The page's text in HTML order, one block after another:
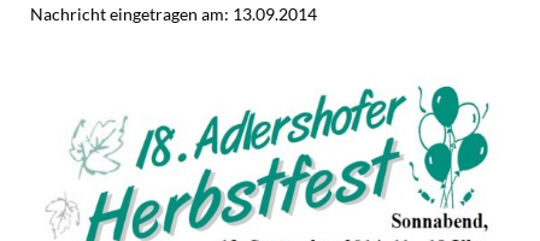
Nachricht eingetragen am: 13.09.2014